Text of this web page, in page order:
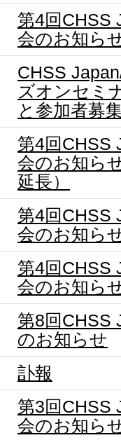
第4回CHSS
会のお知ら
CHSS
ズオンセミ
と参加者募
第4回CHSS
会のお知ら
延長）
第4回CHSS
会のお知ら
第4回CHSS
会のお知ら
第8回CHSS
のお知らせ
訃報
第3回CHSS
会のお知ら